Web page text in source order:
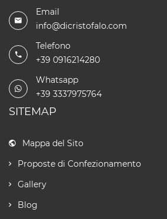
Email
info@dicristofalo.com
Telefono
+39 0916214280
Whatsapp
+39 3337975764
SITEMAP
Mappa del Sito
Proposte di Confezionamento
Gallery
Blog